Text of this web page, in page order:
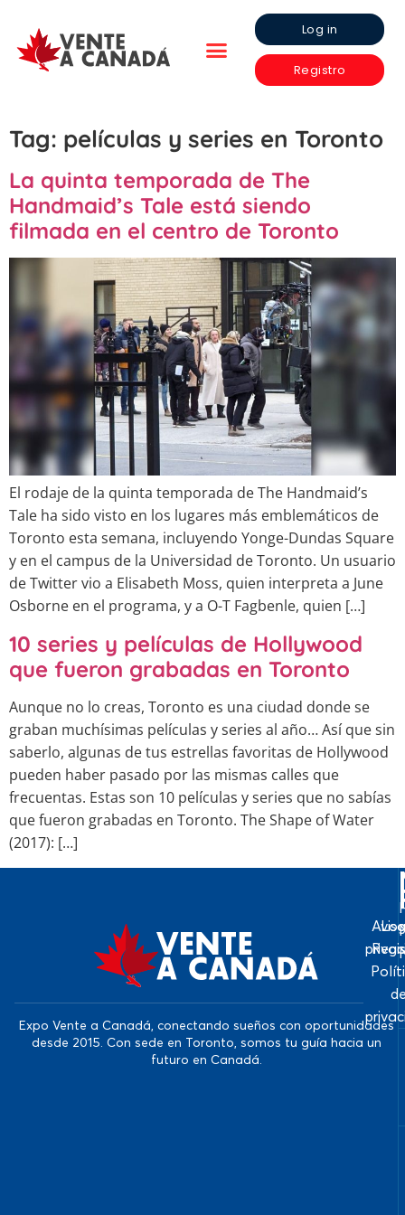
Log in
Registro
Tag: películas y series en Toronto
La quinta temporada de The
Handmaid’s Tale está siendo
filmada en el centro de Toronto
El rodaje de la quinta temporada de The Handmaid’s
Tale ha sido visto en los lugares más emblemáticos de
Toronto esta semana, incluyendo Yonge-Dundas Square
y en el campus de la Universidad de Toronto. Un usuario
de Twitter vio a Elisabeth Moss, quien interpreta a June
Osborne en el programa, y a O-T Fagbenle, quien […]
10 series y películas de Hollywood
que fueron grabadas en Toronto
Aunque no lo creas, Toronto es una ciudad donde se
graban muchísimas películas y series al año… Así que sin
saberlo, algunas de tus estrellas favoritas de Hollywood
pueden haber pasado por las mismas calles que
frecuentas. Estas son 10 películas y series que no sabías
que fueron grabadas en Toronto. The Shape of Water
(2017): […]
Expo Vente a Canadá, conectando sueños con oportunidades
desde 2015. Con sede en Toronto, somos tu guía hacia un
futuro en Canadá.